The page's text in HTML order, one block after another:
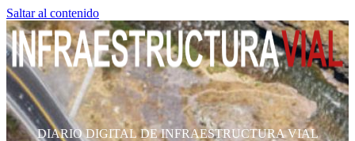
Saltar al contenido
DIARIO DIGITAL DE INFRAESTRUCTURA VIAL